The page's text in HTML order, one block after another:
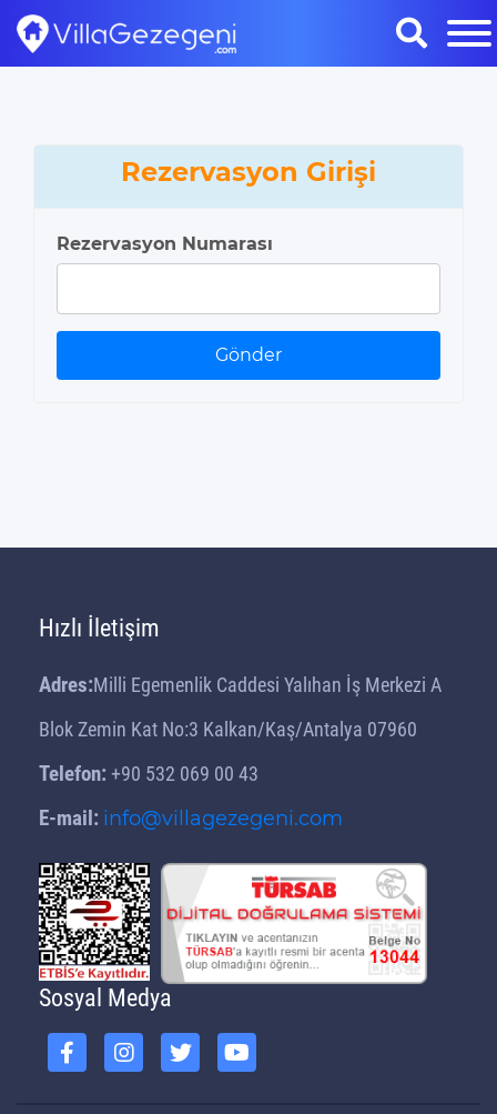
Rezervasyon Girişi
Rezervasyon Numarası
Gönder
Hızlı İletişim
Adres:Milli Egemenlik Caddesi Yalıhan İş Merkezi A
Blok Zemin Kat No:3 Kalkan/Kaş/Antalya 07960
Telefon: +90 532 069 00 43
E-mail: info@villagezegeni.com
Sosyal Medya